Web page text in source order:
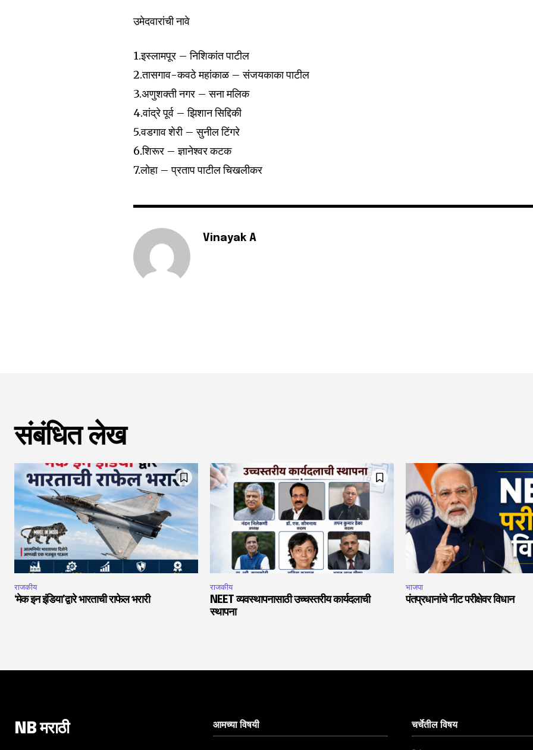
उमेदवारांची नावे
1.इस्लामपूर – निशिकांत पाटील
2.तासगाव-कवठे महांकाळ – संजयकाका पाटील
3.अणुशक्ती नगर – सना मलिक
4.वांद्रे पूर्व – झिशान सिद्दिकी
5.वडगाव शेरी – सुनील टिंगरे
6.शिरूर – ज्ञानेश्वर कटक
7.लोहा – प्रताप पाटील चिखलीकर
Vinayak A
संबंधित लेख
राजकीय
‘मेक इन इंडिया’द्वारे भारताची राफेल भरारी
राजकीय
NEET व्यवस्थापनासाठी उच्चस्तरीय कार्यदलाची
स्थापना
भाजपा
पंतप्रधानांचे नीट परीक्षेवर विधान
NB मराठी आमच्या विषयी चर्चेतील विषय